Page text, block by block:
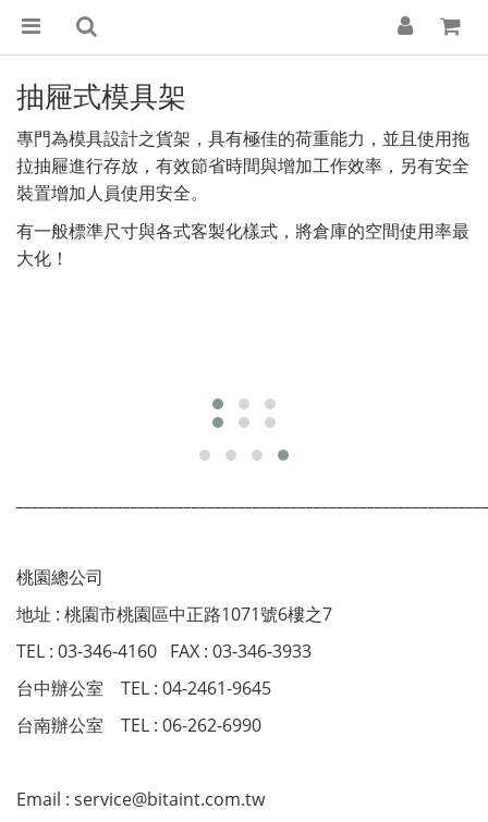
抽屜式模具架
專門為模具設計之貨架，具有極佳的荷重能力，並且使用拖
拉抽屜進行存放，有效節省時間與增加工作效率，另有安全
裝置增加人員使用安全。
有一般標準尺寸與各式客製化樣式，將倉庫的空間使用率最
大化！
桃園總公司
地址 : 桃園市桃園區中正路1071號6樓之7
TEL : 03-346-4160 FAX : 03-346-3933
台中辦公室 TEL : 04-2461-9645
台南辦公室 TEL : 06-262-6990
Email : service@bitaint.com.tw